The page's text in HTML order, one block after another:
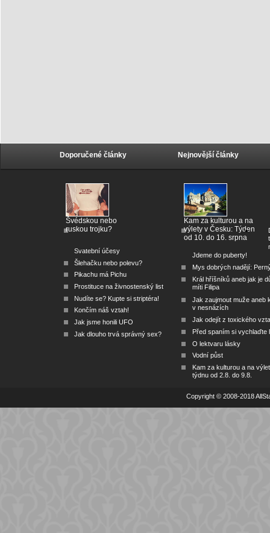
Doporučené články
Švédskou nebo
ruskou trojku?
Svatební účesy
Šlehačku nebo polevu?
Pikachu má Pichu
Prostituce na živnostenský list
Nudíte se? Kupte si striptéra!
Končím náš vztah!
Jak jsme honili UFO
Jak dlouho trvá správný sex?
Nejnovější články
Kam za kulturou a na
výlety v Česku: Týden
od 10. do 16. srpna
Jdeme do puberty!
Mys dobrých nadějí:
Král hříšníků aneb jak je
míti Filipa
Jak zaujmout muže aneb
v nesnázích
Jak odejít z toxického
Před spaním si vychlaďte
O lektvaru lásky
Vodní půst
Kam za kulturou a na
týdnu od 2.8. do 9.8.
Copyright © 2008-2018